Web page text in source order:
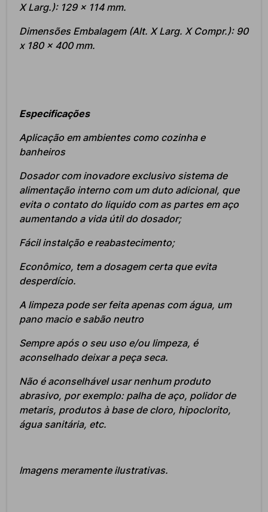
X Larg.): 129 x 114 mm.
Dimensões Embalagem (Alt. X Larg. X Compr.): 90
x 180 x 400 mm.
Especificações
Aplicação em ambientes como cozinha e
banheiros
Dosador com inovadore exclusivo sistema de
alimentação interno com um duto adicional, que
evita o contato do liquido com as partes em aço
aumentando a vida útil do dosador;
Fácil instalção e reabastecimento;
Econômico, tem a dosagem certa que evita
desperdício.
A limpeza pode ser feita apenas com água, um
pano macio e sabão neutro
Sempre após o seu uso e/ou limpeza, é
aconselhado deixar a peça seca.
Não é aconselhável usar nenhum produto
abrasivo, por exemplo: palha de aço, polidor de
metaris, produtos à base de cloro, hipoclorito,
água sanitária, etc.
Imagens meramente ilustrativas.